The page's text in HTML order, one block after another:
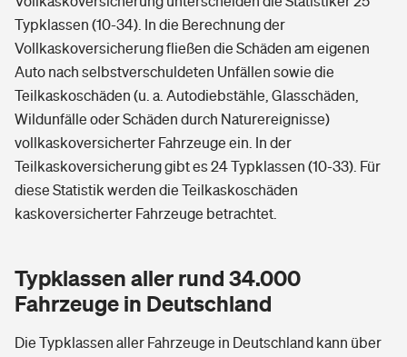
Typklassen (10-34). In die Berechnung der
Vollkaskoversicherung fließen die Schäden am eigenen
Auto nach selbstverschuldeten Unfällen sowie die
Teilkaskoschäden (u. a. Autodiebstähle, Glasschäden,
Wildunfälle oder Schäden durch Naturereignisse)
vollkaskoversicherter Fahrzeuge ein. In der
Teilkaskoversicherung gibt es 24 Typklassen (10-33). Für
diese Statistik werden die Teilkaskoschäden
kaskoversicherter Fahrzeuge betrachtet.
Typklassen aller rund 34.000
Fahrzeuge in Deutschland
Die Typklassen aller Fahrzeuge in Deutschland kann über